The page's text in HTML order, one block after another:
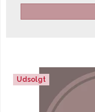
Udsolgt